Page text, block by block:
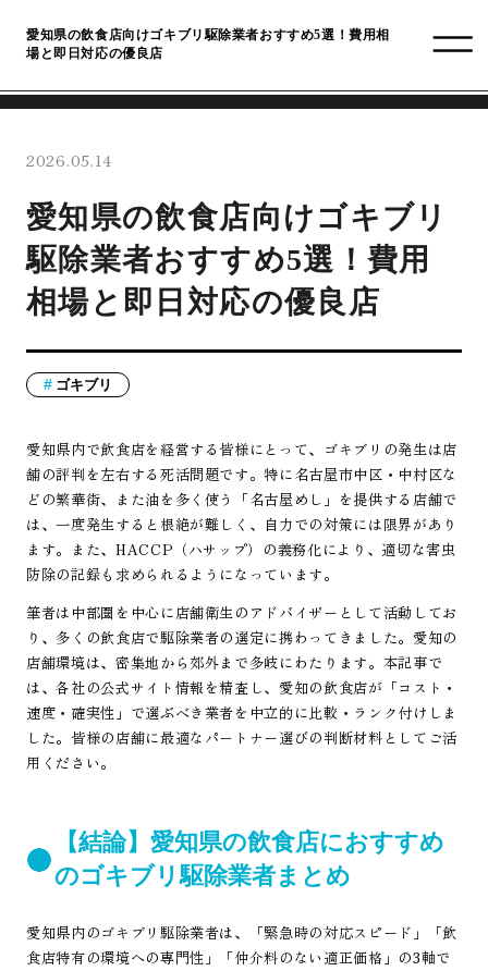
愛知県の飲食店向けゴキブリ駆除業者おすすめ5選！費用相
場と即日対応の優良店
2026.05.14
愛知県の飲食店向けゴキブリ
駆除業者おすすめ5選！費用
相場と即日対応の優良店
ゴキブリ
愛知県内で飲食店を経営する皆様にとって、ゴキブリの発生は店
舗の評判を左右する死活問題です。特に名古屋市中区・中村区な
どの繁華街、また油を多く使う「名古屋めし」を提供する店舗で
は、一度発生すると根絶が難しく、自力での対策には限界があり
ます。また、HACCP（ハサップ）の義務化により、適切な害虫
防除の記録も求められるようになっています。
筆者は中部圏を中心に店舗衛生のアドバイザーとして活動してお
り、多くの飲食店で駆除業者の選定に携わってきました。愛知の
店舗環境は、密集地から郊外まで多岐にわたります。本記事で
は、各社の公式サイト情報を精査し、愛知の飲食店が「コスト・
速度・確実性」で選ぶべき業者を中立的に比較・ランク付けしま
した。皆様の店舗に最適なパートナー選びの判断材料としてご活
用ください。
【結論】愛知県の飲食店におすすめ
のゴキブリ駆除業者まとめ
愛知県内のゴキブリ駆除業者は、「緊急時の対応スピード」「飲
食店特有の環境への専門性」「仲介料のない適正価格」の3軸で